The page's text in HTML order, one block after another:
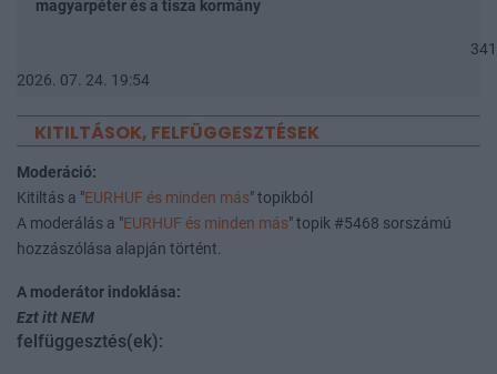
magyarpéter és a tisza kormány
341
2026. 07. 24. 19:54
KITILTÁSOK, FELFÜGGESZTÉSEK
Moderáció:
Kitiltás a "EURHUF és minden más" topikból
A moderálás a "EURHUF és minden más" topik #5468 sorszámú
hozzászólása alapján történt.
A moderátor indoklása:
Ezt itt NEM
felfüggesztés(ek):